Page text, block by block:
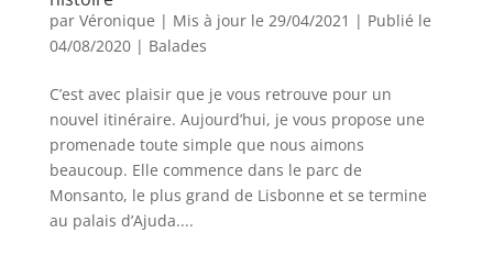
par Véronique | Mis à jour le 29/04/2021 | Publié le
04/08/2020| Balades
C’est avec plaisir que je vous retrouve pour un
nouvel itinéraire. Aujourd’hui, je vous propose une
promenade toute simple que nous aimons
beaucoup. Elle commence dans le parc de
Monsanto, le plus grand de Lisbonne et se termine
au palais d’Ajuda....